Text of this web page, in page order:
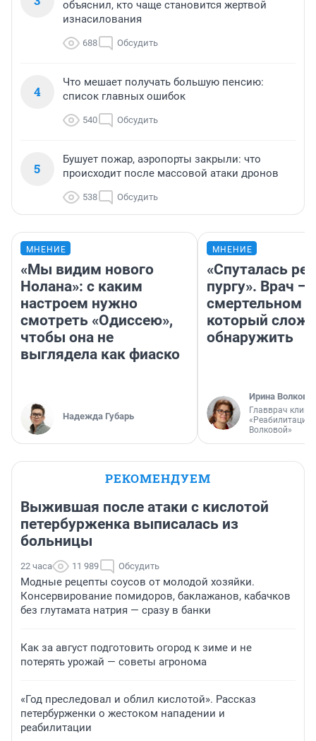
объяснил, кто чаще становится жертвой
изнасилования
688 Обсудить
4
Что мешает получать большую пенсию:
список главных ошибок
540 Обсудить
5
Бушует пожар, аэропорты закрыли: что
происходит после массовой атаки дронов
538 Обсудить
МНЕНИЕ
«Мы видим нового
Нолана»: с каким
настроем нужно
смотреть «Одиссею»,
чтобы она не
выглядела как фиаско
Надежда Губарь
МНЕНИЕ
«Спуталась
пургу». Врач —
смертельном
который
обнаружить
Ирина Волкова
Главврач
«Реабилитация
Волковой»
РЕКОМЕНДУЕМ
Выжившая после атаки с кислотой
петербурженка выписалась из
больницы
22 часа 11 989 Обсудить
Модные рецепты соусов от молодой хозяйки.
Консервирование помидоров, баклажанов, кабачков
без глутамата натрия — сразу в банки
Как за август подготовить огород к зиме и не
потерять урожай — советы агронома
«Год преследовал и облил кислотой». Рассказ
петербурженки о жестоком нападении и
реабилитации